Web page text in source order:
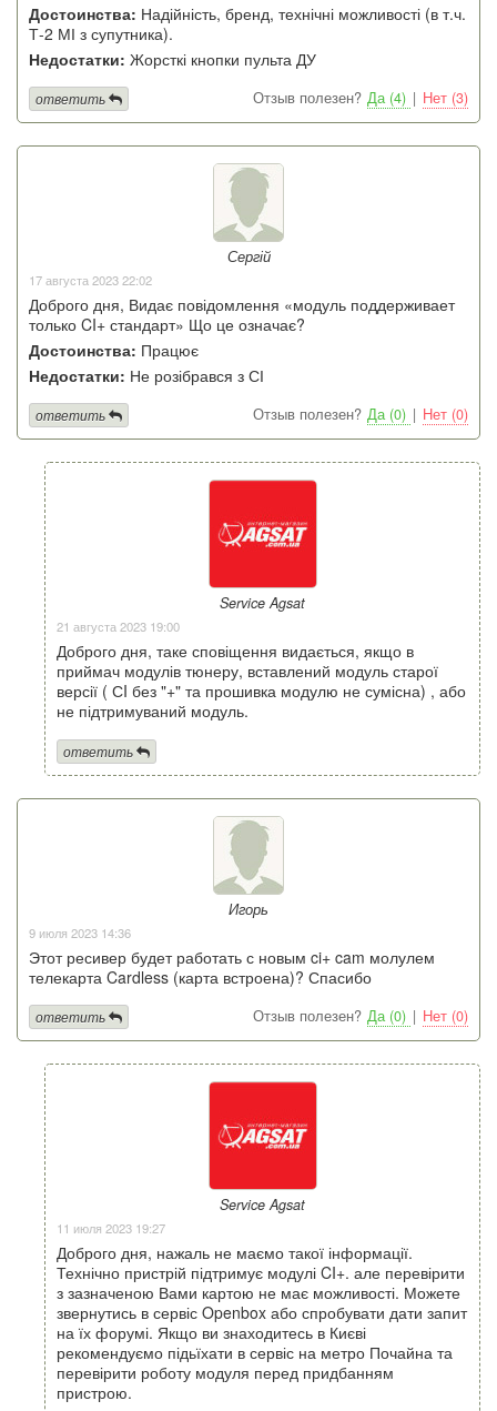
Достоинства: Надійність, бренд, технічні можливості (в т.ч.
Т-2 МІ з супутника).
Недостатки: Жорсткі кнопки пульта ДУ
Отзыв полезен? Да (4) | Нет (3)
ответить
Сергій
17 августа 2023 22:02
Доброго дня, Видає повідомлення «модуль поддерживает
только CI+ стандарт» Що це означає?
Достоинства: Працює
Недостатки: Не розібрався з СІ
Отзыв полезен? Да (0) | Нет (0)
ответить
Service Agsat
21 августа 2023 19:00
Доброго дня, таке сповіщення видається, якщо в
приймач модулів тюнеру, вставлений модуль старої
версії ( СI без "+" та прошивка модулю не сумісна) , або
не підтримуваний модуль.
ответить
Игорь
9 июля 2023 14:36
Этот ресивер будет работать с новым ci+ cam молулем
телекарта Cardless (карта встроена)? Спасибо
Отзыв полезен? Да (0) | Нет (0)
ответить
Service Agsat
11 июля 2023 19:27
Доброго дня, нажаль не маємо такої інформації.
Технічно пристрій підтримує модулі CI+. але перевірити
з зазначеною Вами картою не має можливості. Можете
звернутись в сервіс Openbox або спробувати дати запит
на їх форумі. Якщо ви знаходитесь в Києві
рекомендуємо підьїхати в сервіс на метро Почайна та
перевірити роботу модуля перед придбанням
пристрою.